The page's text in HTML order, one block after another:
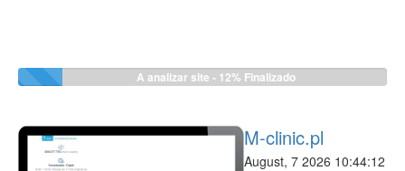
A analizar site - 12% Finalizado
M-clinic.pl
August, 7 2026 10:44:12